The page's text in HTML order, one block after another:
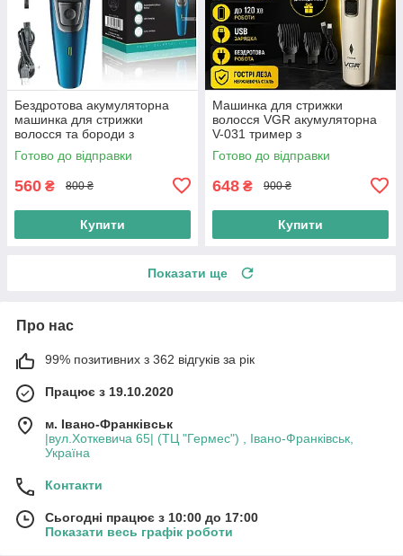
Бездротова акумуляторна
машинка для стрижки
волосся та бороди з
насадками VGR V-052
Акумуляторний тример
Готово до відправки
560 ₴ 800 ₴
Купити
Машинка для стрижки
волосся VGR акумуляторна
V-031 тример з
регулюванням довжини 1–20
мм для бороди й вусів 2
Готово до відправки
648 ₴ 900 ₴
Купити
Показати ще
Про нас
99% позитивних з 362 відгуків за рік
Працює з 19.10.2020
м. Івано-Франківськ
|вул.Хоткевича 65| (ТЦ "Гермес") , Івано-Франківськ,
Україна
Контакти
Сьогодні працює з 10:00 до 17:00
Показати весь графік роботи